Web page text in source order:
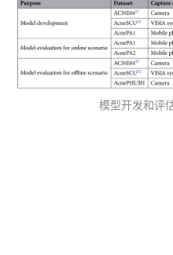
模型开发和评